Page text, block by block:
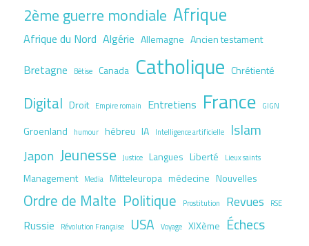
2ème guerre mondiale Afrique
Afrique du Nord Algérie Allemagne Ancien testament
Bretagne Bêtise Canada Catholique Chrétienté
Digital Droit Empire romain Entretiens France GIGN
Groenland humour hébreu IA Intelligence artificielle Islam
Japon Jeunesse Justice Langues Liberté Lieux saints
Management Media Mitteleuropa médecine Nouvelles
Ordre de Malte Politique Prostitution Revues RSE
Russie Révolution Française USA Voyage XIXème Échecs